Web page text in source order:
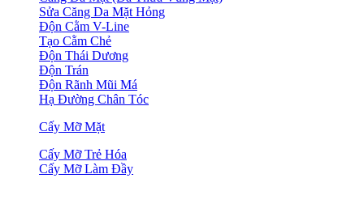
Sửa Căng Da Mặt Hỏng
Độn Cằm V-Line
Tạo Cằm Chẻ
Độn Thái Dương
Độn Trán
Độn Rãnh Mũi Má
Hạ Đường Chân Tóc
Cấy Mỡ Mặt
Cấy Mỡ Trẻ Hóa
Cấy Mỡ Làm Đầy